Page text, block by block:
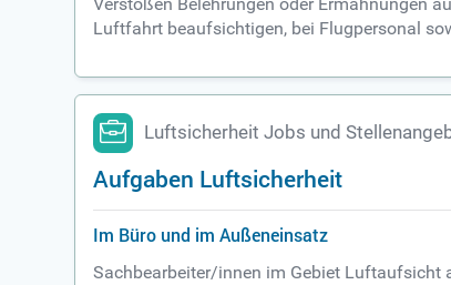
Luftfahrt beaufsichtigen, bei Flugpersonal
Luftsicherheit Jobs und
Aufgaben Luftsicherheit
Im Büro und im Außeneinsatz
Sachbearbeiter/innen im Gebiet Luftaufsicht